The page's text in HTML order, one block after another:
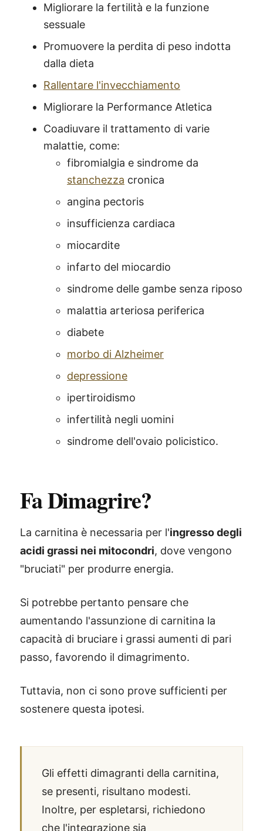
Migliorare la fertilità e la funzione
sessuale
Promuovere la perdita di peso indotta
dalla dieta
Rallentare l'invecchiamento
Migliorare la Performance Atletica
Coadiuvare il trattamento di varie
malattie, come:
fibromialgia e sindrome da
stanchezza cronica
angina pectoris
insufficienza cardiaca
miocardite
infarto del miocardio
sindrome delle gambe senza riposo
malattia arteriosa periferica
diabete
morbo di Alzheimer
depressione
ipertiroidismo
infertilità negli uomini
sindrome dell'ovaio policistico.
Fa Dimagrire?
La carnitina è necessaria per l'ingresso degli
acidi grassi nei mitocondri, dove vengono
"bruciati" per produrre energia.
Si potrebbe pertanto pensare che
aumentando l'assunzione di carnitina la
capacità di bruciare i grassi aumenti di pari
passo, favorendo il dimagrimento.
Tuttavia, non ci sono prove sufficienti per
sostenere questa ipotesi.
Gli effetti dimagranti della carnitina,
se presenti, risultano modesti.
Inoltre, per espletarsi, richiedono
che l'integrazione sia